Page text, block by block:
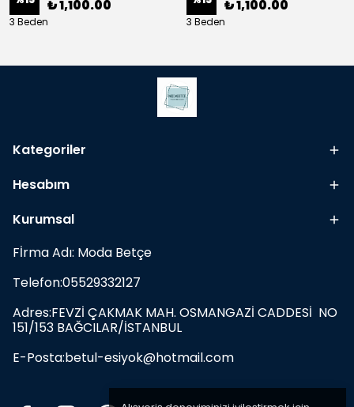
₺ 1,100.00
3 Beden
₺ 1,100.00
3 Beden
Kategoriler
Hesabım
Kurumsal
Fİrma Adı: Moda Betçe
Telefon:05529332127
Adres:FEVZİ ÇAKMAK MAH. OSMANGAZİ CADDESİ NO
151/153 BAĞCILAR/İSTANBUL
E-Posta:betul-esiyok@hotmail.com